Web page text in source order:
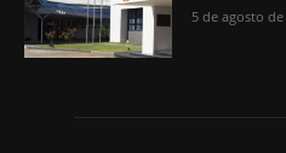
5 de agosto de